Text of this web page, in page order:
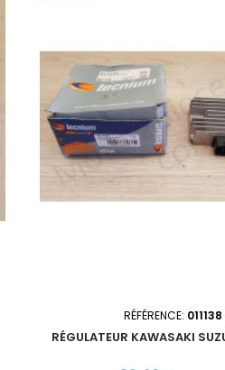
RÉFÉRENCE: 011138
RÉGULATEUR KAWASAKI